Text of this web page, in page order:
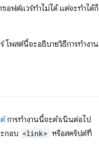
อฟต์แวร์ทำไม่ได้ แต่จะทำได้ก็
โพสต์นี้จะอธิบายวิธีการทำงาน
การทำงานนี้จะดำเนินต่อไป
กอบ <link> หรือสคริปต์ที่